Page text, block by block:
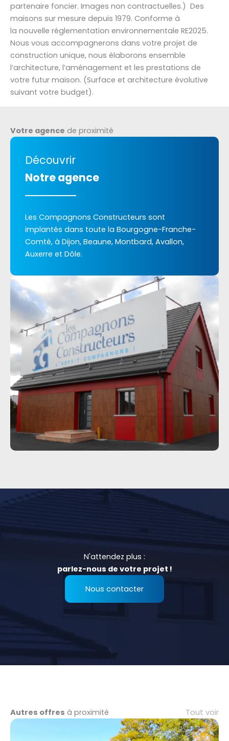
partenaire foncier. Images non contractuelles.) Des
maisons sur mesure depuis 1979. Conforme à
la nouvelle réglementation environnementale RE2025.
Nous vous accompagnerons dans votre projet de
construction unique, nous élaborons ensemble
l’architecture, l’aménagement et les prestations de
votre futur maison. (Surface et architecture évolutive
suivant votre budget).
Votre agence de proximité
Découvrir
Notre agence
Les Compagnons Constructeurs sont
implantés dans toute la Bourgogne-Franche-
Comté, à Dijon, Beaune, Montbard, Avallon,
Auxerre et Dôle.
N'attendez plus :
parlez-nous de votre projet !
Nous contacter
Autres offres à proximité Tout voir